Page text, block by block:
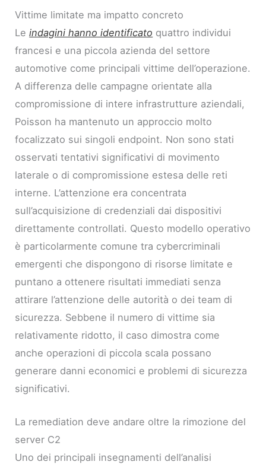
Vittime limitate ma impatto concreto
Leindagini hanno identificato quattro individui
francesi e una piccola azienda del settore
automotive come principali vittime dell’operazione.
A differenza delle campagne orientate alla
compromissione di intere infrastrutture aziendali,
Poisson ha mantenuto un approccio molto
focalizzato sui singoli endpoint. Non sono stati
osservati tentativi significativi di movimento
laterale o di compromissione estesa delle reti
interne. L’attenzione era concentrata
sull’acquisizione di credenziali dai dispositivi
direttamente controllati. Questo modello operativo
è particolarmente comune tra cybercriminali
emergenti che dispongono di risorse limitate e
puntano a ottenere risultati immediati senza
attirare l’attenzione delle autorità o dei team di
sicurezza. Sebbene il numero di vittime sia
relativamente ridotto, il caso dimostra come
anche operazioni di piccola scala possano
generare danni economici e problemi di sicurezza
significativi.
La remediation deve andare oltre la rimozione del
server C2
Uno dei principali insegnamenti dell’analisi